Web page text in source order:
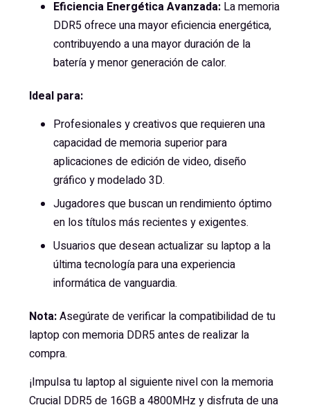
Eficiencia Energética Avanzada: La memoria
DDR5 ofrece una mayor eficiencia energética,
contribuyendo a una mayor duración de la
batería y menor generación de calor.
Ideal para:
Profesionales y creativos que requieren una
capacidad de memoria superior para
aplicaciones de edición de video, diseño
gráfico y modelado 3D.
Jugadores que buscan un rendimiento óptimo
en los títulos más recientes y exigentes.
Usuarios que desean actualizar su laptop a la
última tecnología para una experiencia
informática de vanguardia.
Nota:Asegúrate de verificar la compatibilidad de tu
laptop con memoria DDR5 antes de realizar la
compra.
¡Impulsa tu laptop al siguiente nivel con la memoria
Crucial DDR5 de 16GB a 4800MHz y disfruta de una